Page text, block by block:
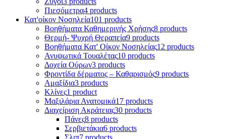
Πιεσόμετρα4 products
Κατ'οίκον Νοσηλεία101 products
Βοηθήματα Καθημερινής Χρήσης8 products
Θερμή- Ψυχρή Θεραπεία9 products
Βοηθήματα Κατ' Οίκον Νοσηλείας12 products
Ανυψωτικά Τουαλέτας10 products
Δοχεία Ούρων3 products
Φροντίδα δέρματος – Καθαρισμός9 products
Αμαξίδια3 products
Κλίνες1 product
Μαξιλάρια Ανατομικά17 products
Διαχείριση Ακράτειας30 products
Πάνες8 products
Σερβιετάκια6 products
Σλιπ7 products